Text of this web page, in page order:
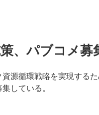
、パブコメ募
源循環戦略を実現する
している。